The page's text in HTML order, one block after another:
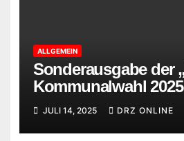
ALLGEMEIN
Sonderausgabe der
Kommunalwahl
JULI 14, 2025 DRZ ONLINE